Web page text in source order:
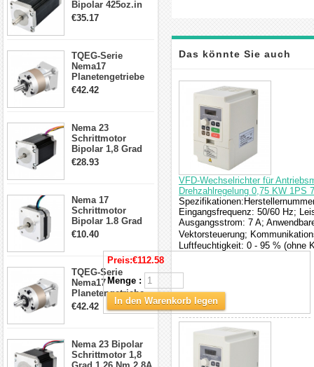
Bipolar 425oz.in
4.2A 57x57x114mm
€35.17
TQEG-Serie
Nema17
Planetengetriebe
5:1 Spiel 15Arc-
€42.42
Nema 23
Schrittmotor
Bipolar 1,8 Grad
2,83Nm 4 A 2,26V
€28.93
Nema 17
Schrittmotor
Bipolar 1.8 Grad
8.7Ncm 1A 3.5V 4
Schrittmotor
€10.40
TQEG-Serie
Nema17
Planetengetriebe
10:1 Spiel 15Arc-
min für Nema 17
€42.42
Nema 23 Bipolar
Schrittmotor 1,8
Das könnte Sie auch
interessieren
VFD-Wechselrichter für
Drehzahlregelung 0,75 KW 1PS
Eingangsfrequenz: 50/60 Hz;
Ausgangsstrom: 7 A;
Vektorsteuerung;
Luftfeuchtigkeit: 0 - 95 % (ohne
Preis:€112.58
Menge :
In den Warenkorb legen